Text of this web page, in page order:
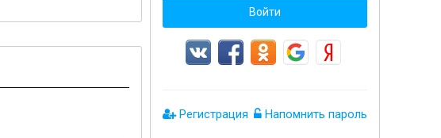
Войти
Регистрация Напомнить пароль